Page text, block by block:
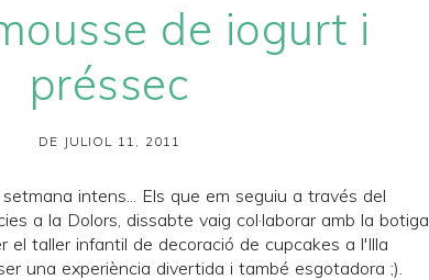
de iogurt i
préssec
DE JULIOL 11, 2011
intens... Els que em seguiu a través del
a la Dolors, dissabte vaig col·laborar amb la botiga
el taller infantil de decoració de cupcakes a l'Illa
una experiència divertida i també esgotadora ;).